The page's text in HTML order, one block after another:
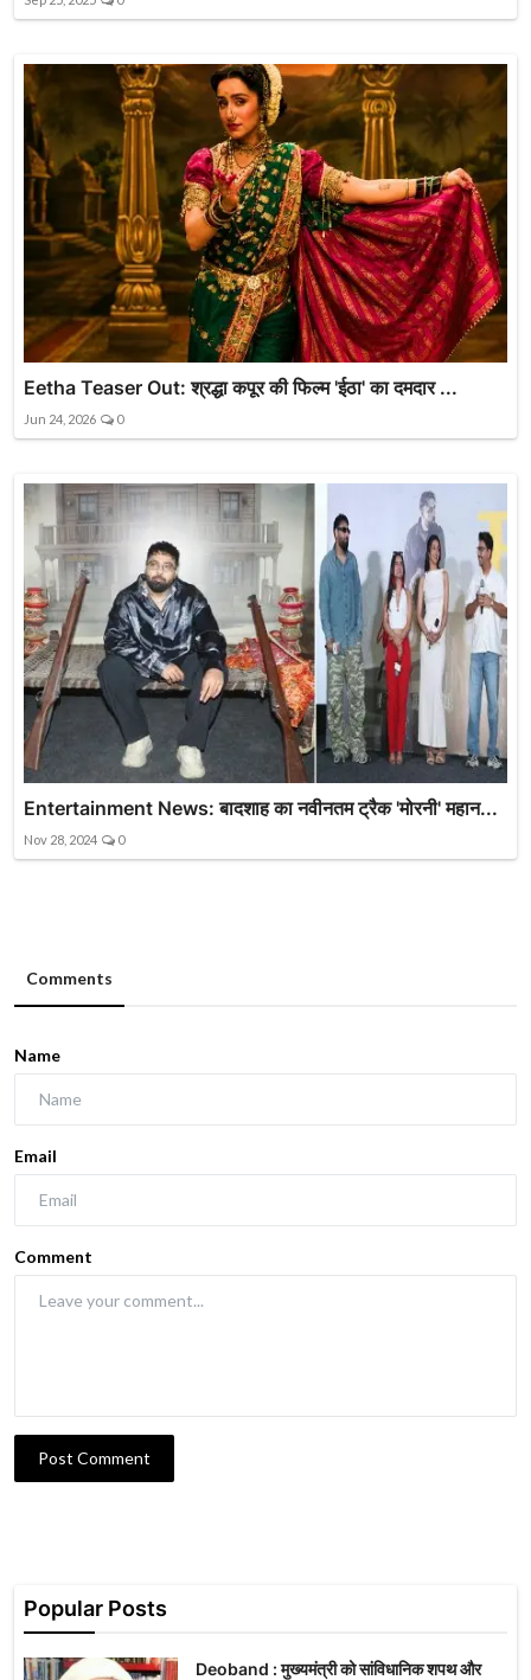
Eetha Teaser Out: श्रद्धा कपूर की फिल्म 'ईठा' का दमदार ...
Jun 24, 2026 0
Entertainment News: बादशाह का नवीनतम ट्रैक 'मोरनी' महान...
Nov 28, 2024 0
Comments
Name
Email
Comment
Post Comment
Popular Posts
Deoband : मुख्यमंत्री को सांविधानिक शपथ और